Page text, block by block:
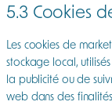
5.3 Cookies
Les cookies de
stockage local,
la publicité ou de
web dans des